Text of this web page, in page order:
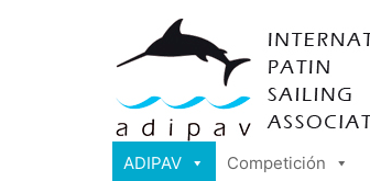
ADIPAV Competición